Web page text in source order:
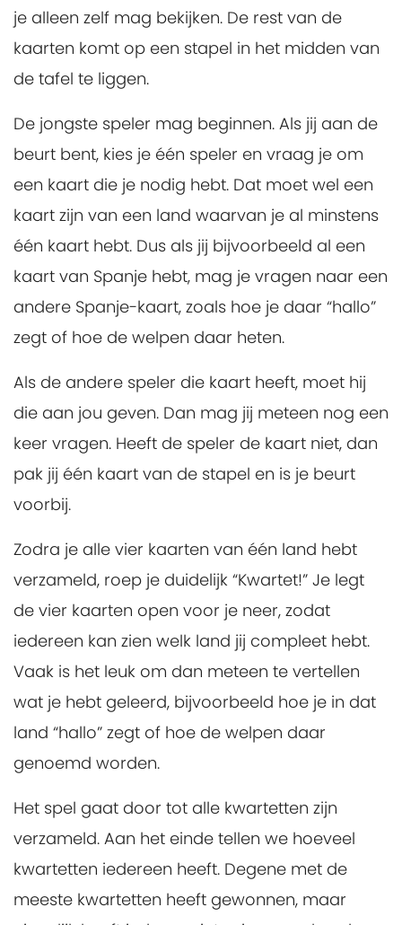
je alleen zelf mag bekijken. De rest van de
kaarten komt op een stapel in het midden van
de tafel te liggen.
De jongste speler mag beginnen. Als jij aan de
beurt bent, kies je één speler en vraag je om
een kaart die je nodig hebt. Dat moet wel een
kaart zijn van een land waarvan je al minstens
één kaart hebt. Dus als jij bijvoorbeeld al een
kaart van Spanje hebt, mag je vragen naar een
andere Spanje-kaart, zoals hoe je daar “hallo”
zegt of hoe de welpen daar heten.
Als de andere speler die kaart heeft, moet hij
die aan jou geven. Dan mag jij meteen nog een
keer vragen. Heeft de speler de kaart niet, dan
pak jij één kaart van de stapel en is je beurt
voorbij.
Zodra je alle vier kaarten van één land hebt
verzameld, roep je duidelijk “Kwartet!” Je legt
de vier kaarten open voor je neer, zodat
iedereen kan zien welk land jij compleet hebt.
Vaak is het leuk om dan meteen te vertellen
wat je hebt geleerd, bijvoorbeeld hoe je in dat
land “hallo” zegt of hoe de welpen daar
genoemd worden.
Het spel gaat door tot alle kwartetten zijn
verzameld. Aan het einde tellen we hoeveel
kwartetten iedereen heeft. Degene met de
meeste kwartetten heeft gewonnen, maar